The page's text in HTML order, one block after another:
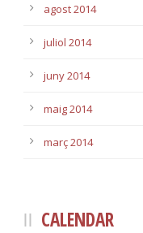
agost 2014
juliol 2014
juny 2014
maig 2014
març 2014
CALENDAR